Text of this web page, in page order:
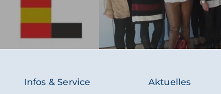
Infos & Service Aktuelles